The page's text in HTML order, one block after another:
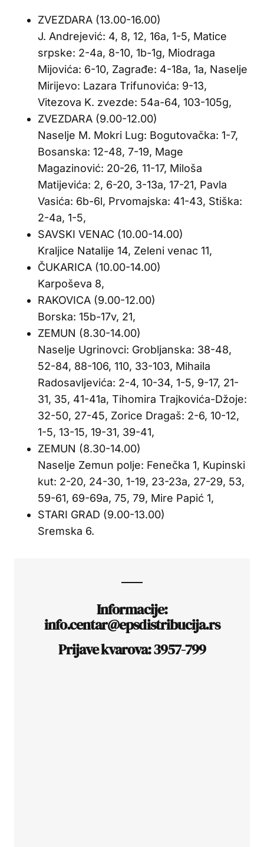
ZVEZDARA (13.00-16.00)
J. Andrejević: 4, 8, 12, 16a, 1-5, Matice
srpske: 2-4a, 8-10, 1b-1g, Miodraga
Mijovića: 6-10, Zagrađe: 4-18a, 1a, Naselje
Mirijevo: Lazara Trifunovića: 9-13,
Vitezova K. zvezde: 54a-64, 103-105g,
ZVEZDARA (9.00-12.00)
Naselje M. Mokri Lug: Bogutovačka: 1-7,
Bosanska: 12-48, 7-19, Mage
Magazinović: 20-26, 11-17, Miloša
Matijevića: 2, 6-20, 3-13a, 17-21, Pavla
Vasića: 6b-6l, Prvomajska: 41-43, Stiška:
2-4a, 1-5,
SAVSKI VENAC (10.00-14.00)
Kraljice Natalije 14, Zeleni venac 11,
ČUKARICA (10.00-14.00)
Karpoševa 8,
RAKOVICA (9.00-12.00)
Borska: 15b-17v, 21,
ZEMUN (8.30-14.00)
Naselje Ugrinovci: Grobljanska: 38-48,
52-84, 88-106, 110, 33-103, Mihaila
Radosavljevića: 2-4, 10-34, 1-5, 9-17, 21-
31, 35, 41-41a, Tihomira Trajkovića-Džoje:
32-50, 27-45, Zorice Dragaš: 2-6, 10-12,
1-5, 13-15, 19-31, 39-41,
ZEMUN (8.30-14.00)
Naselje Zemun polje: Fenečka 1, Kupinski
kut: 2-20, 24-30, 1-19, 23-23a, 27-29, 53,
59-61, 69-69a, 75, 79, Mire Papić 1,
STARI GRAD (9.00-13.00)
Sremska 6.
Informacije:
info.centar@epsdistribucija.rs
Prijave kvarova: 3957-799